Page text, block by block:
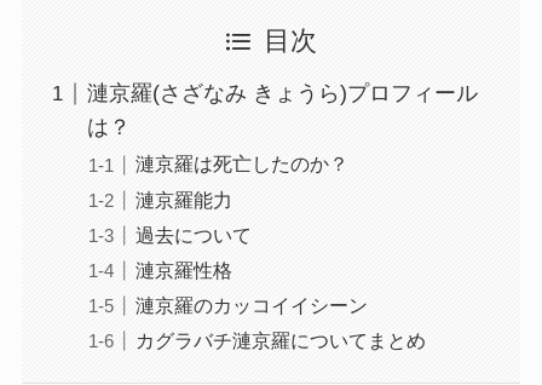
目次
漣京羅(さざなみ きょうら)プロフィール
は？
漣京羅は死亡したのか？
漣京羅能力
過去について
漣京羅性格
漣京羅のカッコイイシーン
カグラバチ漣京羅についてまとめ